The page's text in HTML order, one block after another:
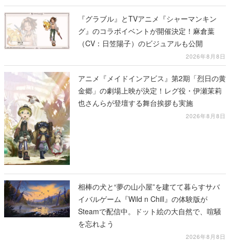
『グラブル』とTVアニメ『シャーマンキン
グ』のコラボイベントが開催決定！麻倉葉
（CV：日笠陽子）のビジュアルも公開
2026年8月8日
アニメ『メイドインアビス』第2期「烈日の黄
金郷」の劇場上映が決定！レグ役・伊瀬茉莉
也さんらが登壇する舞台挨拶も実施
2026年8月8日
相棒の犬と“夢の山小屋”を建てて暮らすサバ
イバルゲーム『Wild n Chill』の体験版が
Steamで配信中。ドット絵の大自然で、喧騒
を忘れよう
2026年8月8日